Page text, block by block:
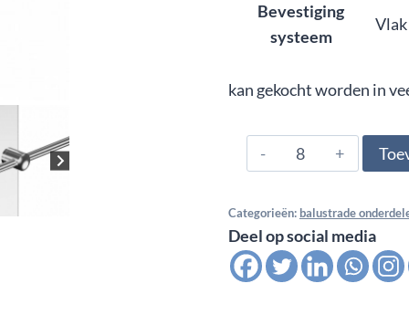
Bevestiging
systeem
Vlak
kan gekocht worden in
304.000.0615,
Dwars
RD
25
mm
Categorieën: balustrade
Deel op social media